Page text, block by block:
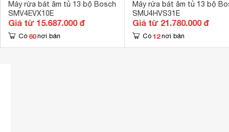
Máy rửa bát âm tủ 13 bộ Bosch
SMV4EVX10E
Giá từ 15.687.000 đ
Có 60 nơi bán
Máy rửa bát âm tủ 13 bộ
SMU4HVS31E
Giá từ 21.780.000 đ
Có 12 nơi bán